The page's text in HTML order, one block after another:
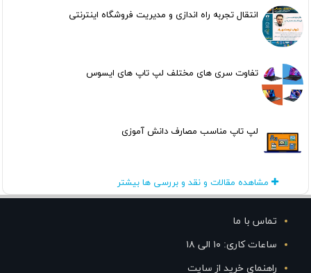
انتقال تجربه راه اندازی و مدیریت فروشگاه اینترنتی
تفاوت سری های مختلف لپ تاپ های ایسوس
لپ تاپ مناسب مصارف دانش آموزی
مشاهده مقالات و نقد و بررسی ها بیشتر
تماس با ما
ساعات کاری: ۱۰ الی ۱۸
راهنمای خرید از سایت